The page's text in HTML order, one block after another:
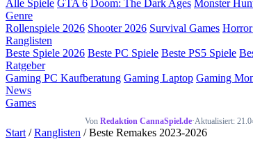
Alle Spiele GTA 6 Doom: The Dark Ages Monster
Genre
Rollenspiele 2026 Shooter 2026 Survival Games
Ranglisten
Beste Spiele 2026 Beste PC Spiele Beste PS5 Spiele
Ratgeber
Gaming PC Kaufberatung Gaming Laptop Gaming
News
Games
Von Redaktion CannaSpiel.de·Aktualisiert:
Start /Ranglisten / Beste Remakes 2023-2026